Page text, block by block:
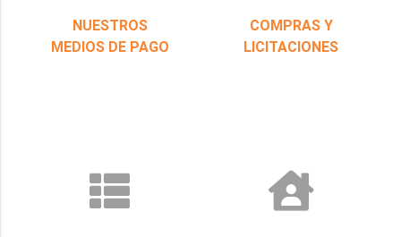
NUESTROS
MEDIOS DE PAGO
COMPRAS Y
LICITACIONES